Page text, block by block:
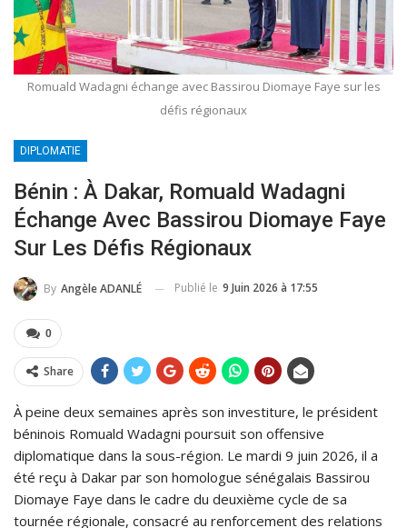
Romuald Wadagni échange avec Bassirou Diomaye Faye sur les
défis régionaux
DIPLOMATIE
Bénin : À Dakar, Romuald Wadagni
Échange Avec Bassirou Diomaye Faye
Sur Les Défis Régionaux
By Angèle ADANLÉ Publié le 9 Juin 2026 à 17:55
0
Share
À peine deux semaines après son investiture, le président
béninois Romuald Wadagni poursuit son offensive
diplomatique dans la sous-région. Le mardi 9 juin 2026, il a
été reçu à Dakar par son homologue sénégalais Bassirou
Diomaye Faye dans le cadre du deuxième cycle de sa
tournée régionale, consacré au renforcement des relations